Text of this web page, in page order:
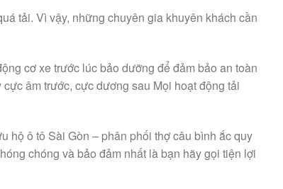
tải. Vì vậy, những chuyên gia khuyên khách cần
cơ xe trước lúc bảo dưỡng để đảm bảo an toàn
âm trước, cực dương sau Mọi hoạt động tải
hộ ô tô Sài Gòn – phân phối thợ câu bình ắc quy
chóng và bảo đảm nhất là bạn hãy gọi tiện lợi